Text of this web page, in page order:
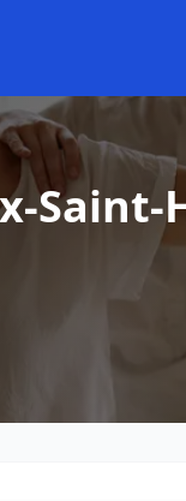
Saint-